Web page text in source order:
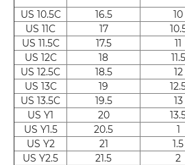
US 10.5C 16.5 10
US 11C
17
US 11.5C
17.5 11
US 12C
18 11.5
US 12.5C
18.5 12
US 13C
19
US 13.5C
19.5 13
US Y1
20
US Y1.5
20.5 1
US Y2
21 1.5
US Y2.5
21.5 2